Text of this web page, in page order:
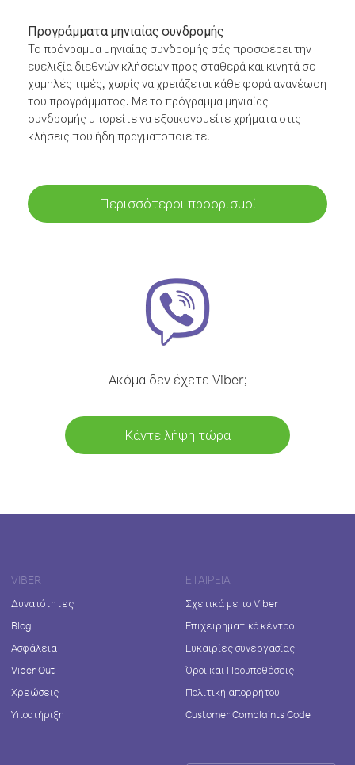
Προγράμματα μηνιαίας συνδρομής
Το πρόγραμμα μηνιαίας συνδρομής σάς προσφέρει την
ευελιξία διεθνών κλήσεων προς σταθερά και κινητά σε
χαμηλές τιμές, χωρίς να χρειάζεται κάθε φορά ανανέωση
του προγράμματος. Με το πρόγραμμα μηνιαίας
συνδρομής μπορείτε να εξοικονομείτε χρήματα στις
κλήσεις που ήδη πραγματοποιείτε.
Περισσότεροι προορισμοί
Ακόμα δεν έχετε Viber;
Κάντε λήψη τώρα
VIBER
Δυνατότητες
Blog
Ασφάλεια
Viber Out
Χρεώσεις
Υποστήριξη
ΕΤΑΙΡΕΊΑ
Σχετικά με το Viber
Επιχειρηματικό κέντρο
Ευκαιρίες συνεργασίας
Όροι και Προϋποθέσεις
Πολιτική απορρήτου
Customer Complaints Code